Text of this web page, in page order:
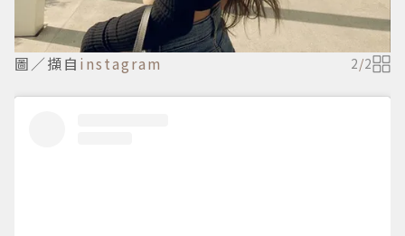
圖／擷自 instagram 2/2